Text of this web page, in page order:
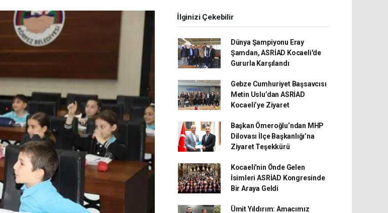
İlginizi Çekebilir
Dünya Şampiyonu Eray
Şamdan, ASRİAD Kocaeli'de
Gururla Karşılandı
Gebze Cumhuriyet Başsavcısı
Metin Uslu’dan ASRİAD
Kocaeli’ye Ziyaret
Başkan Ömeroğlu’ndan MHP
Dilovası İlçe Başkanlığı’na
Ziyaret Teşekkürü
Kocaeli'nin Önde Gelen
İsimleri ASRİAD Kongresinde
Bir Araya Geldi
Ümit Yıldırım: Amacımız